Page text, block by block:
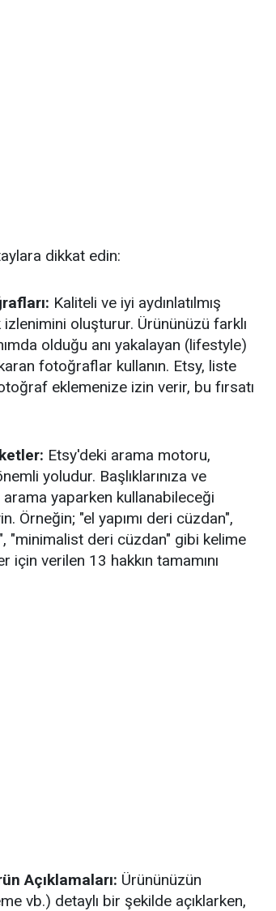
dikkat edin:
Kaliteli ve iyi aydınlatılmış
oluşturur. Ürününüzü farklı
olduğu anı yakalayan (lifestyle)
fotoğraflar kullanın. Etsy, liste
eklemenize izin verir, bu fırsatı
Etsy'deki arama motoru,
yoludur. Başlıklarınıza ve
yaparken kullanabileceği
Örneğin; "el yapımı deri cüzdan",
"minimalist deri cüzdan" gibi kelime
için verilen 13 hakkın tamamını
Açıklamaları: Ürününüzün
vb.) detaylı bir şekilde açıklarken,